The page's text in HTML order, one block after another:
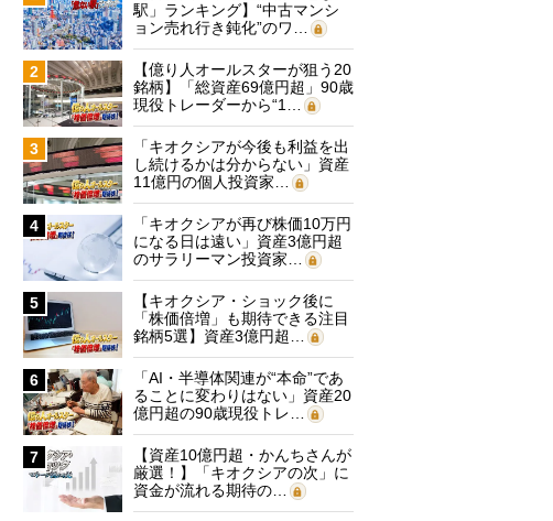
駅」ランキング】“中古マンシ
ョン売れ行き鈍化”のワ…
2
【億り人オールスターが狙う20
銘柄】「総資産69億円超」90歳
現役トレーダーから“1…
3
「キオクシアが今後も利益を出
し続けるかは分からない」資産
11億円の個人投資家…
4
「キオクシアが再び株価10万円
になる日は遠い」資産3億円超
のサラリーマン投資家…
5
【キオクシア・ショック後に
「株価倍増」も期待できる注目
銘柄5選】資産3億円超…
6
「AI・半導体関連が“本命”であ
ることに変わりはない」資産20
億円超の90歳現役トレ…
7
【資産10億円超・かんちさんが
厳選！】「キオクシアの次」に
資金が流れる期待の…